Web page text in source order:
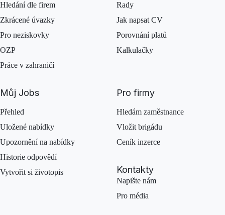
Hledání dle firem
Zkrácené úvazky
Pro neziskovky
OZP
Práce v zahraničí
Rady
Jak napsat CV
Porovnání platů
Kalkulačky
Můj Jobs
Přehled
Uložené nabídky
Upozornění na nabídky
Historie odpovědí
Vytvořit si životopis
Pro firmy
Hledám zaměstnance
Vložit brigádu
Ceník inzerce
Kontakty
Napište nám
Pro média